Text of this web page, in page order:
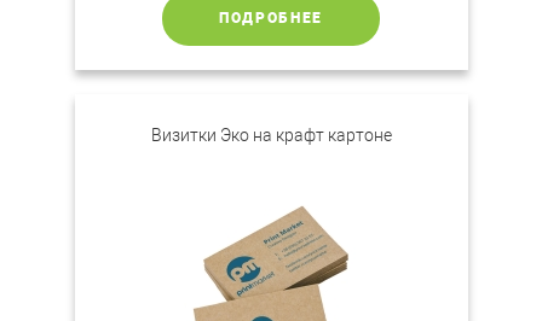
ПОДРОБНЕЕ
Визитки Эко на крафт картоне